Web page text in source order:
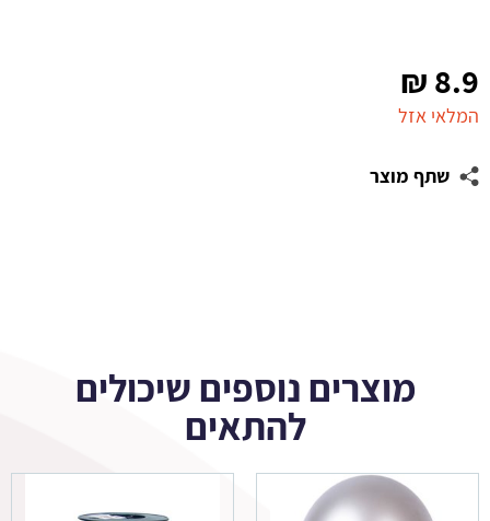
8.9
₪
המלאי אזל
שתף מוצר
מוצרים נוספים שיכולים
להתאים